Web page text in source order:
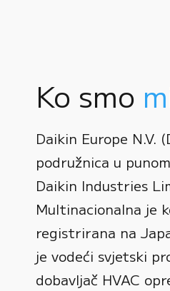
Ko smo
Daikin Europe N.V.
podružnica u
Daikin Industries
Multinacionalna je
registrirana na
je vodeći svjetski
dobavljač HVAC
0